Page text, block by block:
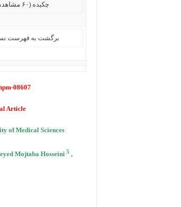
چکیده (۶۰ مشاهده)
برگشت به فهرست
08607
Article
of Medical Sciences
Mojtaba Hosseini 5 ,